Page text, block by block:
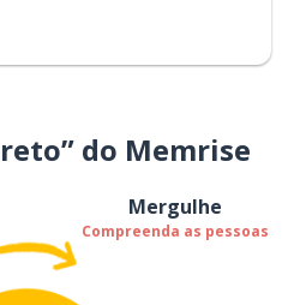
do Memrise
Mergulhe
Compreenda as pessoas